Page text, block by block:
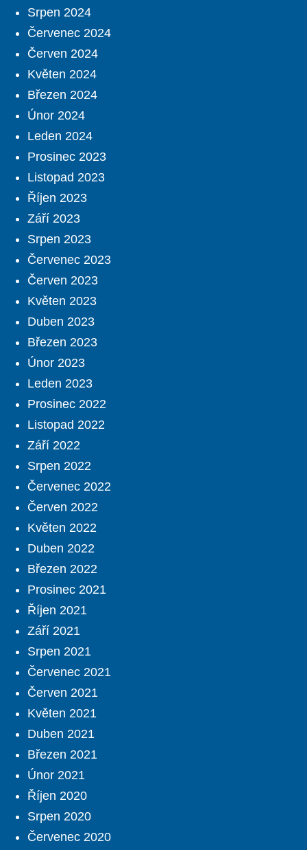
Srpen 2024
Červenec 2024
Červen 2024
Květen 2024
Březen 2024
Únor 2024
Leden 2024
Prosinec 2023
Listopad 2023
Říjen 2023
Září 2023
Srpen 2023
Červenec 2023
Červen 2023
Květen 2023
Duben 2023
Březen 2023
Únor 2023
Leden 2023
Prosinec 2022
Listopad 2022
Září 2022
Srpen 2022
Červenec 2022
Červen 2022
Květen 2022
Duben 2022
Březen 2022
Prosinec 2021
Říjen 2021
Září 2021
Srpen 2021
Červenec 2021
Červen 2021
Květen 2021
Duben 2021
Březen 2021
Únor 2021
Říjen 2020
Srpen 2020
Červenec 2020